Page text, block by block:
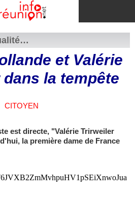
et Valérie
la tempête
CITOYEN
est directe, "Valérie Trirweiler
la première dame de France